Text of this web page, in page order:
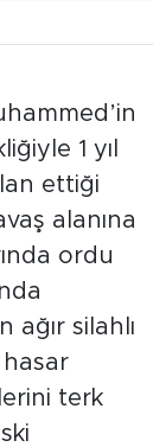
1 yıl
ettiği
alanına
ordu
ağır silahlı
hasar
terk